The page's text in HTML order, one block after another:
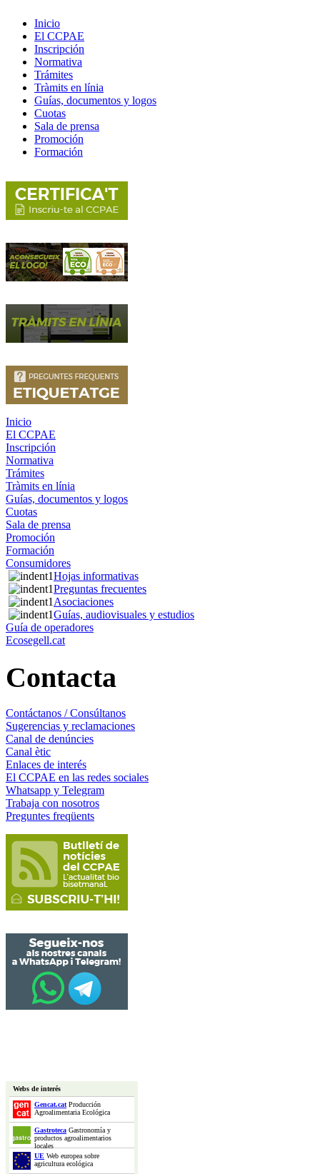
Inicio
El CCPAE
Inscripción
Normativa
Trámites
Tràmits en línia
Guías, documentos y logos
Cuotas
Sala de prensa
Promoción
Formación
Inicio
El CCPAE
Inscripción
Normativa
Trámites
Tràmits en línia
Guías, documentos y logos
Cuotas
Sala de prensa
Promoción
Formación
Consumidores
Hojas informativas
Preguntas frecuentes
Asociaciones
Guías, audiovisuales y estudios
Guía de operadores
Ecosegell.cat
Contacta
Contáctanos / Consúltanos
Sugerencias y reclamaciones
Canal de denúncies
Canal ètic
Enlaces de interés
El CCPAE en las redes sociales
Whatsapp y Telegram
Trabaja con nosotros
Preguntes freqüents
Webs de interés
Gencat.catProducción
Agroalimentaria Ecológica
Gastroteca Gastronomía y
productos agroalimentarios
locales
UE Web europea sobre
agricultura ecológica